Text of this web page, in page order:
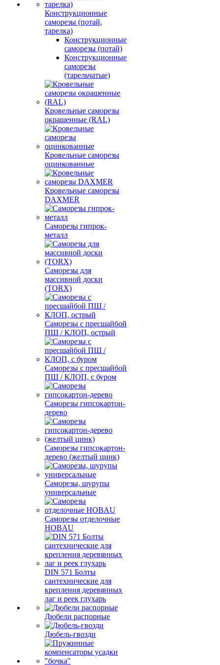
Конструкционные
саморезы (потай,
тарелка)
Конструкционные
саморезы (потай)
Конструкционные
саморезы
(тарельчатые)
Кровельные саморезы
окрашенные (RAL)
Кровельные саморезы
оцинкованные
Кровельные саморезы
DAXMER
Саморезы гипрок-
металл
Саморезы для
массивной доски
(TORX)
Саморезы с пресшайбой
ПШ / КЛОП, острый
Саморезы с пресшайбой
ПШ / КЛОП, с буром
Саморезы гипсокартон-
дерево
Саморезы гипсокартон-
дерево (желтый цинк)
Саморезы, шурупы
универсальные
Саморезы отделочные
HOBAU
DIN 571 Болты
сантехнические для
крепления деревянных
лаг и реек глухарь
Дюбели распорные
Дюбель-гвозди